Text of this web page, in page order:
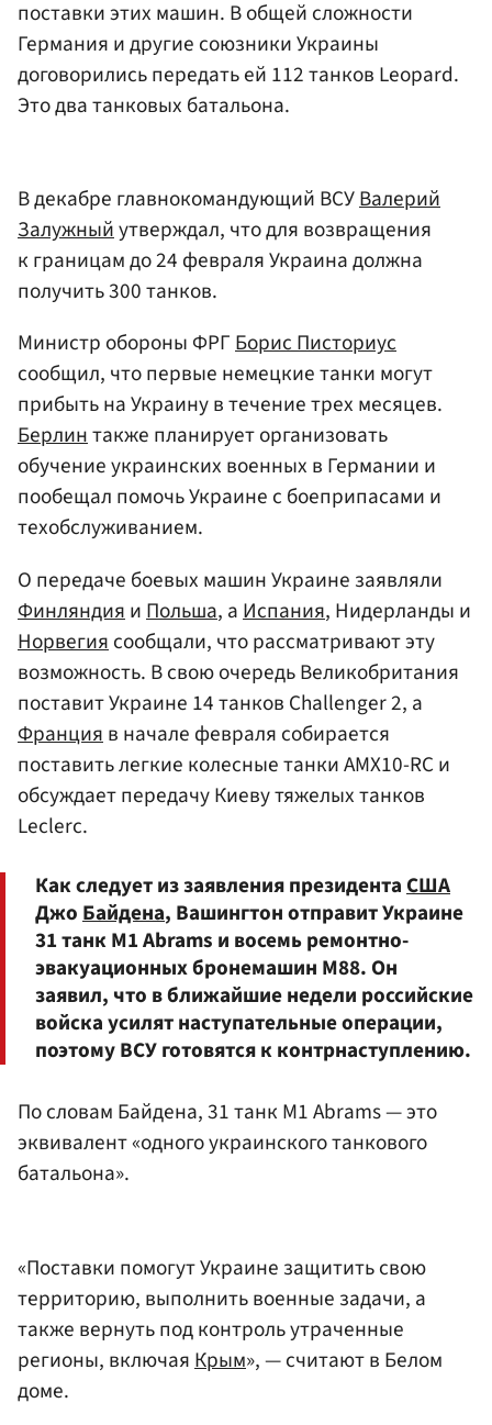
поставки этих машин. В общей сложности
Германия и другие союзники Украины
договорились передать ей 112 танков Leopard.
Это два танковых батальона.
В декабре главнокомандующий ВСУВалерий
Залужныйутверждал, что для возвращения
к границам до 24 февраля Украина должна
получить 300 танков.
Министр обороны ФРГБорис Писториус
сообщил, что первые немецкие танки могут
прибыть на Украину в течение трех месяцев.
Берлинтакже планирует организовать
обучение украинских военных в Германии и
пообещал помочь Украине с боеприпасами и
техобслуживанием.
О передаче боевых машин Украине заявляли
Финляндия и Польша, а Испания, Нидерланды и
Норвегия сообщали, что рассматривают эту
возможность. В свою очередь Великобритания
поставит Украине 14 танков Challenger 2, а
Франция в начале февраля собирается
поставить легкие колесные танки AMX10-RC и
обсуждает передачу Киеву тяжелых танков
Leclerc.
Как следует из заявления президентаСША
ДжоБайдена, Вашингтон отправит Украине
31 танк M1 Abrams и восемь ремонтно-
эвакуационных бронемашин M88. Он
заявил, что в ближайшие недели российские
войска усилят наступательные операции,
поэтому ВСУ готовятся к контрнаступлению.
По словам Байдена, 31 танк M1 Abrams — это
эквивалент «одного украинского танкового
батальона».
«Поставки помогут Украине защитить свою
территорию, выполнить военные задачи, а
также вернуть под контроль утраченные
регионы, включаяКрым», — считают в Белом
доме.